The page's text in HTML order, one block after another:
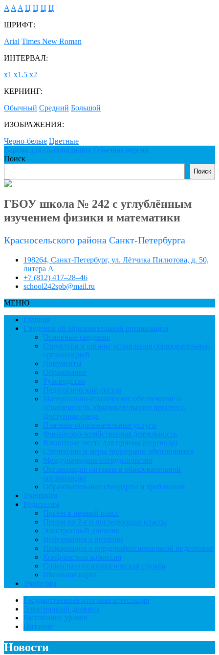
A A A Ц Ц Ц Ц
ШРИФТ:
Arial Times New Roman
ИНТЕРВАЛ:
х1 х1.5 х2
КЕРНИНГ:
Обычный Средний Большой
ИЗОБРАЖЕНИЯ:
Черно-белые Цветные
Версия для слабовидящих Обычная версия
Поиск
Поиск
ГБОУ школа № 242 с углублённым
изучением физики и математики
Красносельского района Санкт-Петербурга
198264, Санкт-Петербург, ул. Лётчика Пилютова, д. 50,
литера А
+7 (812) 417–28–46
school242spb@mail.ru
МЕНЮ
Главная
Сведения об образовательной организации
Основные сведения
Структура и органы управления образовательной
организацией
Документы
Образование
Руководство
Педагогический состав
Материально-техническое обеспечение и
оснащенность образовательного процесса.
Доступная среда
Платные образовательные услуги
Финансово-хозяйственная деятельность
Вакантные места для приема (перевода)
Стипендии и меры поддержки обучающихся
Международное сотрудничество
Организация питания в образовательной
организации
Образовательные стандарты и требования
Ученикам
Родителям
Прием в первый класс
Прием во 2-е и последующие классы
Электронный дневник
Информация о питании
Информация о предпрофессиональной подготовке
Конфликтная комиссия
Социально-психологическая служба
Школьная карта
Учителям
Государственная итоговая аттестация
Электронный дневник
Расписание уроков
Питание
Новости